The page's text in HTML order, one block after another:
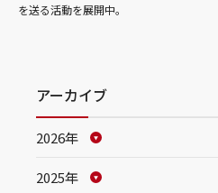
を送る活動を展開中。
アーカイブ
2026年
2025年